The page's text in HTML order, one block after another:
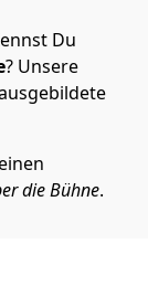
Du
? Unsere
die Bühne.